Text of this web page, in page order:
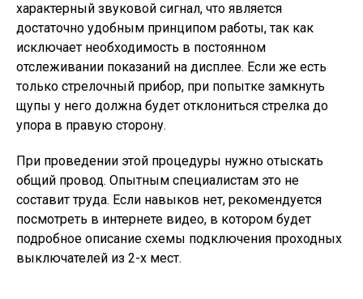
характерный звуковой сигнал, что является
достаточно удобным принципом работы, так как
исключает необходимость в постоянном
отслеживании показаний на дисплее. Если же есть
только стрелочный прибор, при попытке замкнуть
щупы у него должна будет отклониться стрелка до
упора в правую сторону.
При проведении этой процедуры нужно отыскать
общий провод. Опытным специалистам это не
составит труда. Если навыков нет, рекомендуется
посмотреть в интернете видео, в котором будет
подробное описание схемы подключения проходных
выключателей из 2-х мест.